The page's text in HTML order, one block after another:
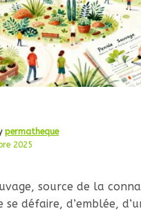
permatheque
2025
source de la
défaire, d’emblée,